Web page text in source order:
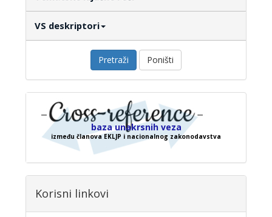
VS deskriptori
Pretraži Poništi
baza unakrsnih veza
između članova EKLJP i nacionalnog zakonodavstva
Korisni linkovi